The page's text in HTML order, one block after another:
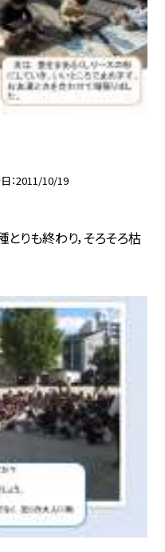
2011/10/19
りも終わり，そろそろ枯